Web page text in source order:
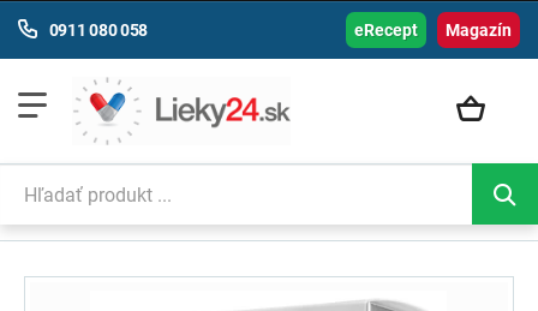
Magazín
0911 080 058 eRecept